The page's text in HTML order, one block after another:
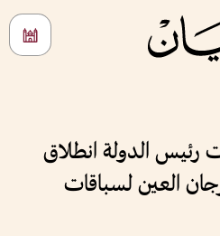
رئيس الدولة انطلاق
العين لسباقات